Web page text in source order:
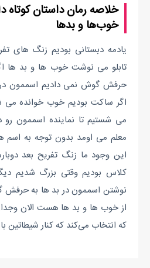
خلاصه رمان داستان کوتاه
خوب‌ها و بدها
یادمه دبستانی بودیم زنگ های
تابلو می نوشت خوب ها و بد ها
حرفش گوش نمی دادیم اسممون
اگر ساکت بودیم خوب خوانده
می شستیم تا نماینده اسممون
معلم می اومد بدون توجه به اسم
این وجود ما زنگ تفریح بعد
کلاس بودیم وقتی بزرگ شدیم
نوشتن اسممون در بد ها به حرفش
از خوب ها و بد ها هست الان
که انتخاب می‌کند که کنار شیطاتین